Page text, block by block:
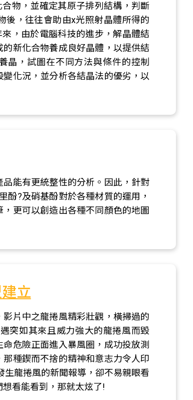
物，並確定其原子排列結構，判斷
後，往往會助由x光照射晶體所得的
，由於電腦科技的進步，解晶體結
新化合物養成良好晶體，以提供結
晶，試圖在不同方法與條件的控制
化況，並分析各結晶法的優劣，以
能有更統整性的分析。因此，針對
酚?及硝基酚對於各種材質的運用，
更可以創造出各種不同顏色的地圖
立
片中之龍捲風精彩壯觀，橫掃過的
突如其來且威力強大的龍捲風而毀
危險正面進入暴風圈，成功投放測
種鍥而不捨的精神和意志力令人印
生龍捲風的新聞報導，卻不易親眼看
看能看到，那就太炫了!